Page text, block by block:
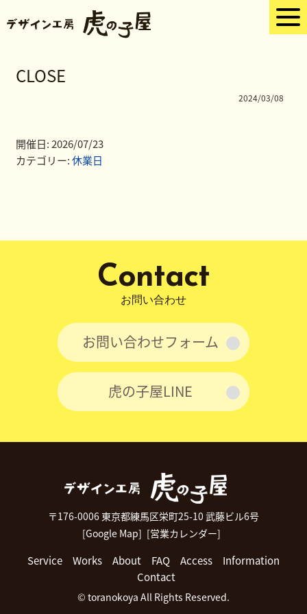
CLOSE
2024/03/08
開催日: 2026/07/23
カテゴリー:休業日
Contact
お問い合わせ
お問い合わせフォーム
虎の子屋LINE
〒176-0006 東京都練馬区栄町25-10 武藤ビル6号
[Google Map] [営業カレンダー]
Service Works About FAQ Access
Information
Contact
© toranokoya All Rights Reserved.